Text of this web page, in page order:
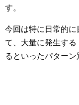
す。
今回は特に日常的
て、大量に発生す
るといったパターン